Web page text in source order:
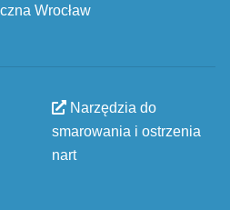
Wrocław
Narzędzia do
smarowania i ostrzenia
nart